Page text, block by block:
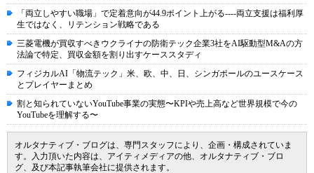
「両立しやすい職場」で定着意向が44.9ポイント上がる----両立支援は福利厚
生ではなく、リテンション戦略である
三菱電機が買収すべきウクライナの防衛テック企業3社をAI駆動型M&Aの方
法論で特定、買収金額を割り出すケーススタディ
フィジカルAI「物流テック」米、欧、中、日、シンガポールのユースケース
とプレイヤーまとめ
割と知られていないYouTube事業の実態〜KPIや売上高など世界規模で今の
YouTubeを理解する〜
オルタナティブ・ブログは、専門スタッフにより、企画・構成されていま
す。入力頂いた内容は、アイティメディアの他、オルタナティブ・ブロ
グ、及び本記事執筆会社に提供されます。